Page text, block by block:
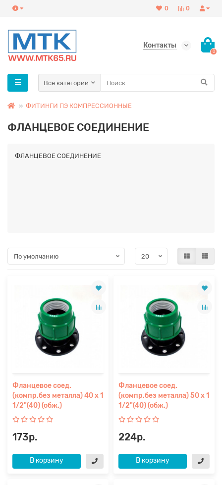
0
0
Контакты
0
Все категории
ФИТИНГИ ПЭ КОМПРЕССИОННЫЕ
ФЛАНЦЕВОЕ СОЕДИНЕНИЕ
ФЛАНЦЕВОЕ СОЕДИНЕНИЕ
Фланцевое соед.
(компр.без металла) 40 х 1
1/2"(40) (обж.)
173р.
В корзину
Фланцевое соед.
(компр.без металла) 50 х 1
1/2"(40) (обж.)
224р.
В корзину